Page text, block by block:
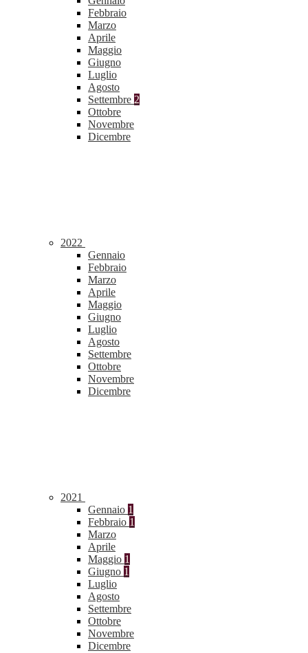
Febbraio
Marzo
Aprile
Maggio
Giugno
Luglio
Agosto
Settembre 2
Ottobre
Novembre
Dicembre
2022
Gennaio
Febbraio
Marzo
Aprile
Maggio
Giugno
Luglio
Agosto
Settembre
Ottobre
Novembre
Dicembre
2021
Gennaio 1
Febbraio 1
Marzo
Aprile
Maggio 1
Giugno 1
Luglio
Agosto
Settembre
Ottobre
Novembre
Dicembre